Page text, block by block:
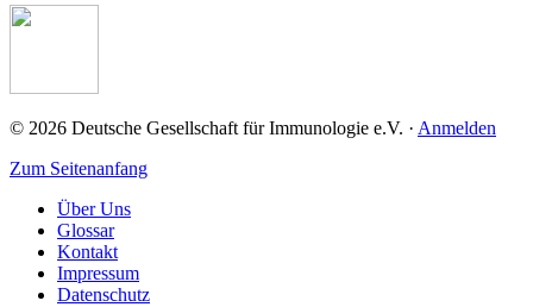
© 2026 Deutsche Gesellschaft für Immunologie e.V. · Anmelden
Zum Seitenanfang
Über Uns
Glossar
Kontakt
Impressum
Datenschutz